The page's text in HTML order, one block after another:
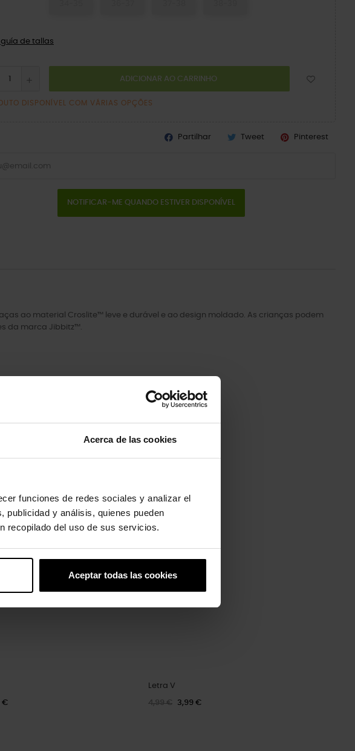
Acerca de las cookies
funciones de redes sociales y analizar el
publicidad y análisis, quienes pueden
recopilado del uso de sus servicios.
Aceptar todas las cookies
guía de tallas
ADICIONAR AO CARRINHO
DISPONÍVEL COM VÁRIAS OPÇÕES
Partilhar Tweet Pinterest
NOTIFICAR-ME QUANDO ESTIVER DISPONÍVEL
ao material Croslite™ leve e durável e ao design moldado. As crianças podem
da marca Jibbitz™.
€
-20%
Letra V
4,99 € 3,99 €